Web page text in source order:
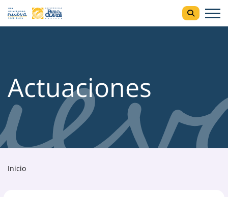
Actuaciones
Inicio